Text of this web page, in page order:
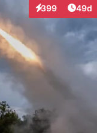
399
Interaktionen
49d